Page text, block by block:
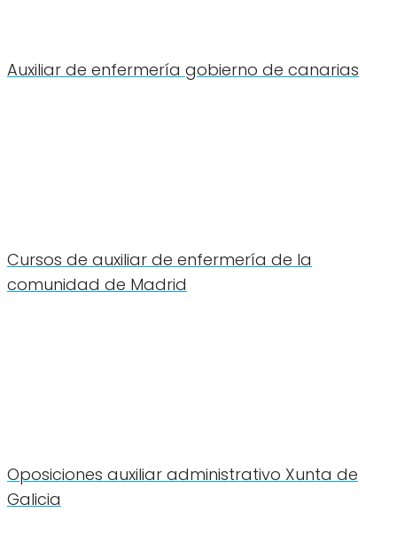
Auxiliar de enfermería gobierno de canarias
Cursos de auxiliar de enfermería de la
comunidad de Madrid
Oposiciones auxiliar administrativo Xunta de
Galicia